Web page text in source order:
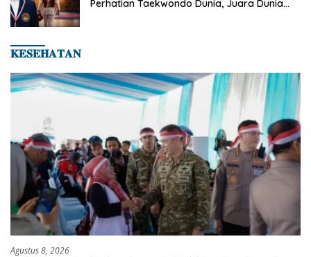
Perhatian Taekwondo Dunia, Juara Dunia
𝐊𝐄𝐒𝐄𝐇𝐀𝐓𝐀𝐍
Agustus 8, 2026